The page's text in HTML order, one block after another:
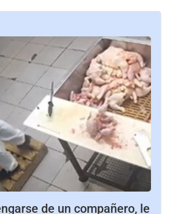
de un compañero, le